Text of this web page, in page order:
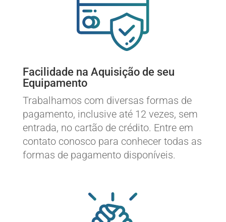
Facilidade na Aquisição de seu
Equipamento
Trabalhamos com diversas formas de
pagamento, inclusive até 12 vezes, sem
entrada, no cartão de crédito. Entre em
contato conosco para conhecer todas as
formas de pagamento disponíveis.